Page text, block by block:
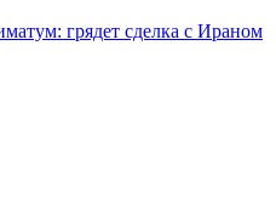
грядет сделка с Ираном